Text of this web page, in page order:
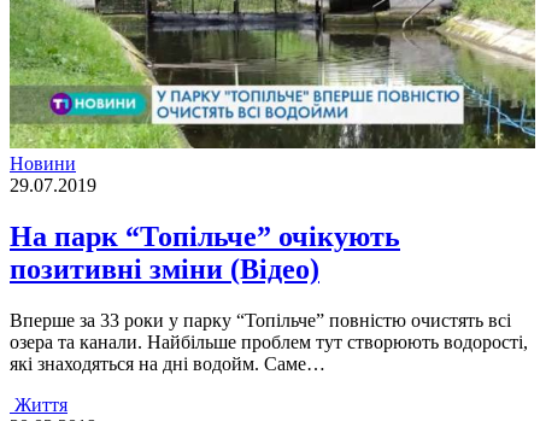
Новини
29.07.2019
На парк “Топільче” очікують
позитивні зміни (Відео)
Вперше за 33 роки у парку “Топільче” повністю очистять всі
озера та канали. Найбільше проблем тут створюють водорості,
які знаходяться на дні водойм. Саме…
Життя